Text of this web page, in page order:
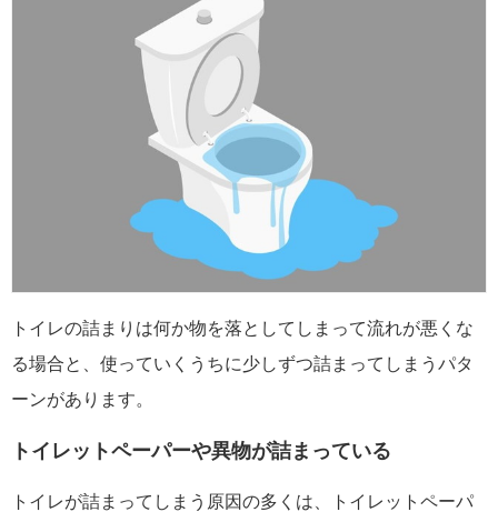
トイレの詰まりは何か物を落としてしまって流れが悪くな
る場合と、使っていくうちに少しずつ詰まってしまうパタ
ーンがあります。
トイレットペーパーや異物が詰まっている
トイレが詰まってしまう原因の多くは、トイレットペーパ